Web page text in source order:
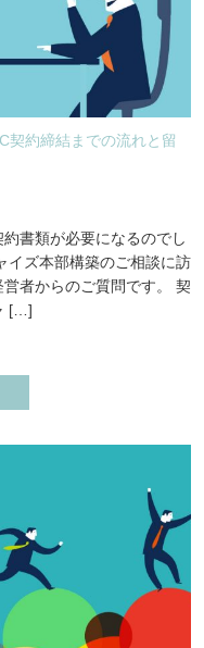
契約締結までの流れと留
書類が必要になるのでし
イズ本部構築のご相談に訪
者からのご質問です。 契
[…]